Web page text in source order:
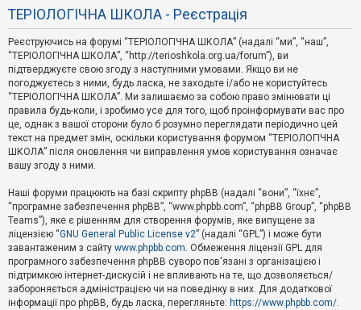
Т
е
м
и
б
е
з
в
і
д
п
о
в
і
д
й
А
к
т
и
в
н
і
ТЕРІОЛОГІЧНА ШКОЛА - Реєстрація
Реєструючись на форумі “ТЕРІОЛОГІЧНА ШКОЛА” (надалі “ми”, “наш”,
“ТЕРІОЛОГІЧНА ШКОЛА”, “http://terioshkola.org.ua/forum”), ви
підтверджуєте свою згоду з наступними умовами. Якщо ви не
погоджуєтесь з ними, будь ласка, не заходьте і/або не користуйтесь
“ТЕРІОЛОГІЧНА ШКОЛА”. Ми залишаємо за собою право змінювати ці
правила будь-коли, і зробимо усе для того, щоб проінформувати вас про
це, однак з вашої сторони було б розумно переглядати періодично цей
текст на предмет змін, оскільки користування форумом “ТЕРІОЛОГІЧНА
ШКОЛА” після оновлення чи виправлення умов користування означає
вашу згоду з ними.
Наші форуми працюють на базі скрипту phpBB (надалі “вони”, “їхнє”,
“програмне забезпечення phpBB”, “www.phpbb.com”, “phpBB Group”, “phpBB
Teams”), яке є рішенням для створення форумів, яке випущене за
ліцензією “GNU General Public License v2” (надалі “GPL”) і може бути
завантаженим з сайту www.phpbb.com. Обмеження ліцензії GPL для
програмного забезпечення phpBB суворо пов'язані з організацією і
підтримкою інтернет-дискусій і не впливають на те, що дозволяється/
забороняється адміністрацією чи на поведінку в них. Для додаткової
інформації про phpBB, будь ласка, перегляньте: https://www.phpbb.com/.